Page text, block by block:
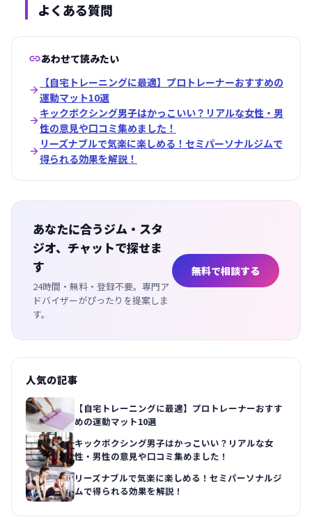
よくある質問
あわせて読みたい

【自宅トレーニングに最適】プロトレーナーおすすめの
運動マット10選

キックボクシング男子はかっこいい？リアルな女性・男
性の意見や口コミ集めました！

リーズナブルで気楽に楽しめる！セミパーソナルジムで
得られる効果を解説！
あなたに合うジム・スタ
ジオ、チャットで探せま
す
24時間・無料・登録不要。専門ア
ドバイザーがぴったりを提案しま
す。
無料で相談する
人気の記事
【自宅トレーニングに最適】プロトレーナーおすす
めの運動マット10選
キックボクシング男子はかっこいい？リアルな女
性・男性の意見や口コミ集めました！
リーズナブルで気楽に楽しめる！セミパーソナルジ
ムで得られる効果を解説！